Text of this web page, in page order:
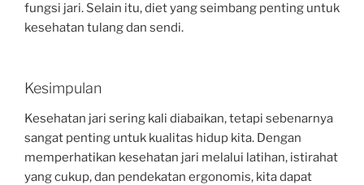
fungsi jari. Selain itu, diet yang seimbang penting untuk
kesehatan tulang dan sendi.
Kesimpulan
Kesehatan jari sering kali diabaikan, tetapi sebenarnya
sangat penting untuk kualitas hidup kita. Dengan
memperhatikan kesehatan jari melalui latihan, istirahat
yang cukup, dan pendekatan ergonomis, kita dapat